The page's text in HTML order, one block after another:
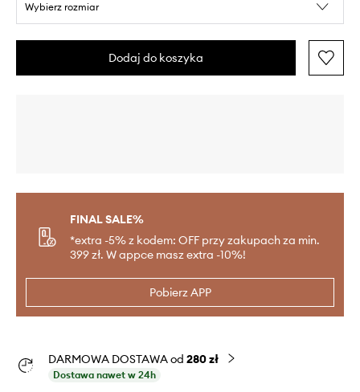
Wybierz rozmiar
Dodaj do koszyka
FINAL SALE%
*extra -5% z kodem: OFF przy zakupach za min.
399 zł. W appce masz extra -10%!
Pobierz APP
DARMOWA DOSTAWA od 280 zł
Dostawa nawet w 24h